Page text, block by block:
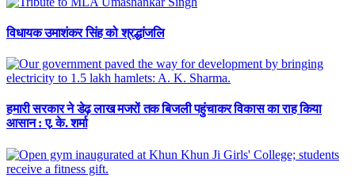
विधायक उमाशंकर सिंह को श्रद्धांजलि
हमारी सरकार ने डेढ़ लाख मजरों तक बिजली पहुंचाकर विकास का राह किया
आसान : ए. के. शर्मा